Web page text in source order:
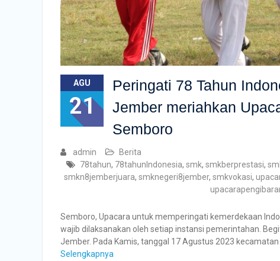
AGU
21
Peringati 78 Tahun
Jember meriahkan
Semboro
admin
Berita
78tahun, 78tahunIndonesia, smk, smkberprestasi,
smkn8jemberjuara, smknegeri8jember, smkvokasi,
Semboro, Upacara untuk memperingati kemerdekaan
wajib dilaksanakan oleh setiap instansi pemerintahan.
Jember. Pada Kamis, tanggal 17 Agustus 2023
Selengkapnya